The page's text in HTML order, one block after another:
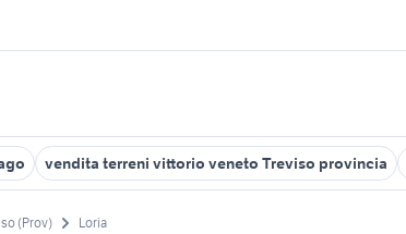
vendita terreni vittorio veneto Treviso provincia
(Prov) Loria